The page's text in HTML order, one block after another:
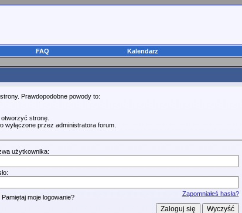
FAQ Kalendarz
Prawdopodobne powody to:
stronę.
wyłączone przez administratora forum.
użytkownika:
Zapomniałeś hasła?
Pamiętaj moje logowanie?